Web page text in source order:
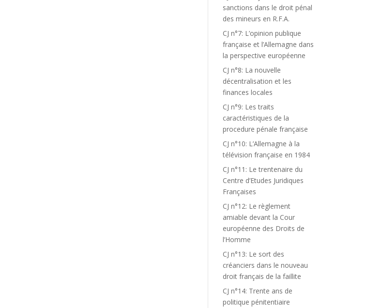
sanctions dans le droit pénal
des mineurs en R.F.A.
CJ n°7: L’opinion publique
française et l’Allemagne dans
la perspective européenne
CJ n°8: La nouvelle
décentralisation et les
finances locales
CJ n°9: Les traits
caractéristiques de la
procedure pénale française
CJ n°10: L’Allemagne à la
télévision française en 1984
CJ n°11: Le trentenaire du
Centre d’Etudes Juridiques
Françaises
CJ n°12: Le règlement
amiable devant la Cour
européenne des Droits de
l’Homme
CJ n°13: Le sort des
créanciers dans le nouveau
droit français de la faillite
CJ n°14: Trente ans de
politique pénitentiaire